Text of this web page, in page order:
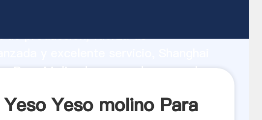
de producción, fuerza de
Para Molienda proveedor crea el
Yeso molino Para